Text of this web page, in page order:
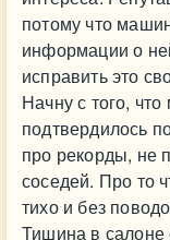
потому что
информации о
исправить это
Начну с того,
подтвердилось
про рекорды, не
соседей. Про то
тихо и без
Тишина в салоне